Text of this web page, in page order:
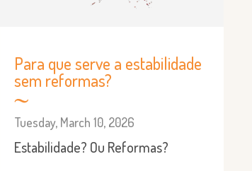
Para que serve a estabilidade
sem reformas?
Tuesday, March 10, 2026
Estabilidade? Ou Reformas?